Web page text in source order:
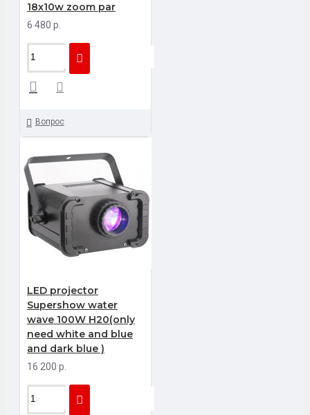
18x10w zoom par
6 480 р.
Вопрос
LED projector
Supershow water
wave 100W H20(only
need white and blue
and dark blue )
16 200 р.